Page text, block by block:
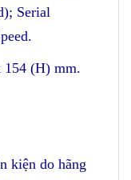
Serial
(H) mm.
kiện do hãng